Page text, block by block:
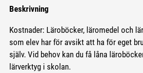
Beskrivning
Kostnader: Läroböcker, läromedel och
som elev har för avsikt att ha för eget
själv. Vid behov kan du få låna
lärverktyg i skolan.